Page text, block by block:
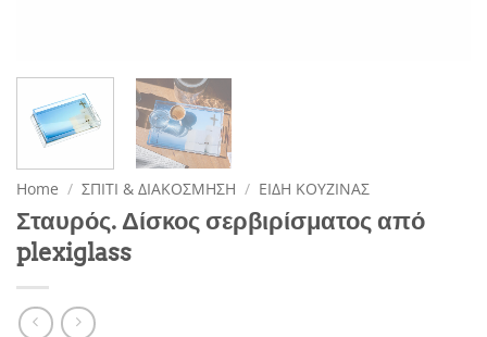
Home / ΣΠΙΤΙ & ΔΙΑΚΟΣΜΗΣΗ / ΕΙΔΗ ΚΟΥΖΙΝΑΣ
Σταυρός. Δίσκος σερβιρίσματος από
plexiglass